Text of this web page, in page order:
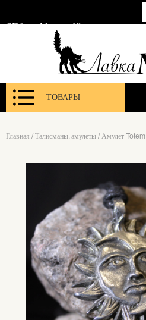
СПб, ул. Марата 12
ТОВАРЫ
Главная / Талисманы, амулеты / Амулет